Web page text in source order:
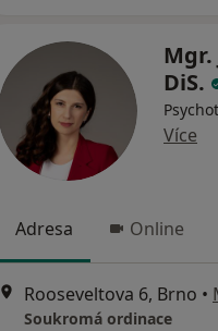
DiS.
Více
Adresa Online
Rooseveltova 6, Brno •
Soukromá ordinace